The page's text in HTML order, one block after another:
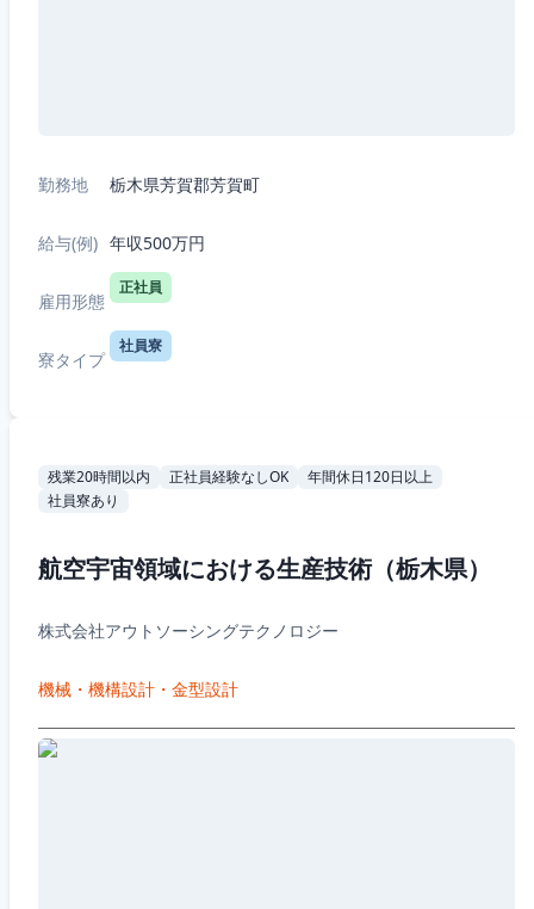
勤務地 栃木県芳賀郡芳賀町
給与(例) 年収500万円
雇用形態
正社員
寮タイプ
社員寮
残業20時間以内 正社員経験なしOK
年間休日120日以上
社員寮あり
航空宇宙領域における生産技術（栃木県）
株式会社アウトソーシングテクノロジー
機械・機構設計・金型設計